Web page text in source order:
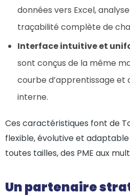
données vers Excel,
traçabilité complète de
Interface intuitive et
sont conçus de la même
courbe d’apprentissage et
interne.
Ces caractéristiques font de
flexible, évolutive et
toutes tailles, des PME aux
Un partenaire